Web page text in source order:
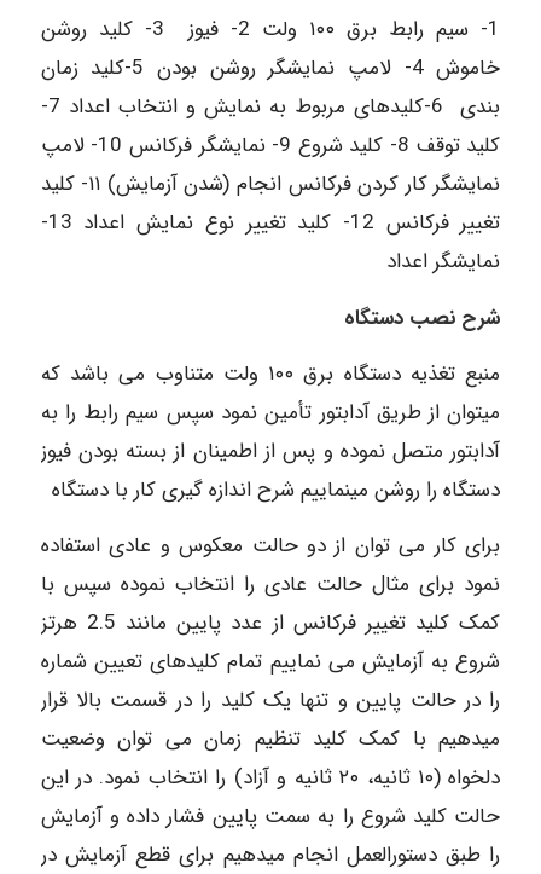
1- سیم رابط برق ۱۰۰ ولت 2- فیوز 3- کلید روشن
خاموش 4- لامپ نمایشگر روشن بودن 5-کلید زمان
بندی 6-کلیدهای مربوط به نمایش و انتخاب اعداد 7-
کلید توقف 8- کلید شروع 9- نمایشگر فرکانس 10- لامپ
نمایشگر کار کردن فرکانس انجام (شدن آزمایش) ۱۱- کلید
تغییر فرکانس 12- کلید تغییر نوع نمایش اعداد 13-
نمایشگر اعداد
شرح نصب دستگاه
منبع تغذیه دستگاه برق ۱۰۰ ولت متناوب می باشد که
میتوان از طریق آدابتور تأمین نمود سپس سیم رابط را به
آدابتور متصل نموده و پس از اطمینان از بسته بودن فیوز
دستگاه را روشن مینماییم شرح اندازه گیری کار با دستگاه
برای کار می توان از دو حالت معکوس و عادی استفاده
نمود برای مثال حالت عادی را انتخاب نموده سپس با
کمک کلید تغییر فرکانس از عدد پایین مانند 2.5 هرتز
شروع به آزمایش می نماییم تمام کلیدهای تعیین شماره
را در حالت پایین و تنها یک کلید را در قسمت بالا قرار
میدهیم با کمک کلید تنظیم زمان می توان وضعیت
دلخواه (۱۰ ثانیه، ۲۰ ثانیه و آزاد) را انتخاب نمود. در این
حالت کلید شروع را به سمت پایین فشار داده و آزمایش
را طبق دستورالعمل انجام میدهیم برای قطع آزمایش در